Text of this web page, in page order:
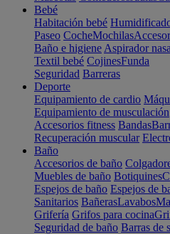
Bebé
Habitación bebé
Paseo CocheMochilas
Baño e higiene Aspirador
Textil bebé CojinesFunda
Seguridad Barreras
Deporte
Equipamiento de cardio
Equipamiento de musculación
Accesorios fitness Bandas
Recuperación muscular
Baño
Accesorios de baño
Muebles de baño Botiquines
Espejos de baño Espejos de
Sanitarios BañerasLavabos
Grifería Grifos para cocina
Seguridad de baño Barras de